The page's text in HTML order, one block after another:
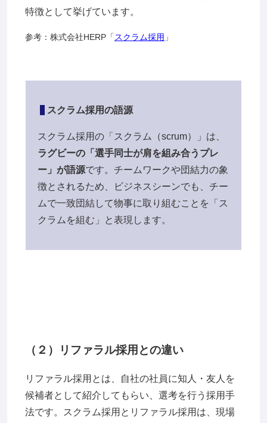
特徴として挙げています。
参考：株式会社HERP「 スクラム採用 」
スクラム採用の語源
スクラム採用の「スクラム（scrum）」は、
ラグビーの「選手同士が肩を組み合うプレ
ー」が語源です。チームワークや団結力の象
徴とされるため、ビジネスシーンでも、チー
ムで一致団結して物事に取り組むことを「ス
クラムを組む」と表現します。
（２）リファラル採用との違い
リファラル採用とは、自社の社員に知人・友人を
候補者として紹介してもらい、選考を行う採用手
法です。スクラム採用とリファラル採用は、現場